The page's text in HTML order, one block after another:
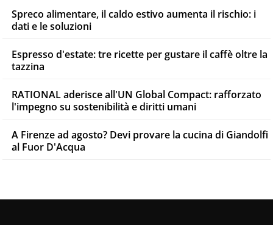
Spreco alimentare, il caldo estivo aumenta il rischio: i
dati e le soluzioni
Espresso d'estate: tre ricette per gustare il caffè oltre la
tazzina
RATIONAL aderisce all'UN Global Compact: rafforzato
l'impegno su sostenibilità e diritti umani
A Firenze ad agosto? Devi provare la cucina di Giandolfi
al Fuor D'Acqua